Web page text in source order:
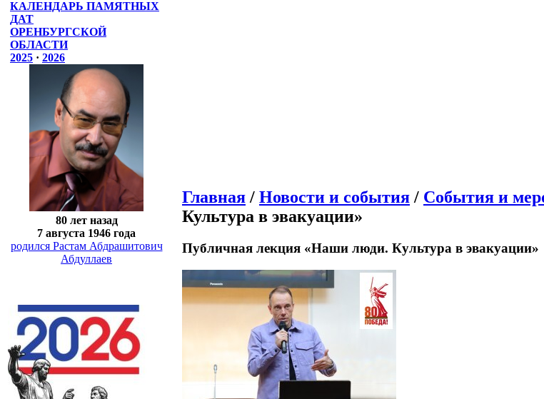
КАЛЕНДАРЬ ПАМЯТНЫХ
ДАТ
ОРЕНБУРГСКОЙ
ОБЛАСТИ
2025 · 2026
80 лет назад
7 августа 1946 года
родился Растам Абдрашитович
Абдуллаев
Главная / Новости и события / События и
Культура в эвакуации»
Публичная лекция «Наши люди. Культура в эвакуации»